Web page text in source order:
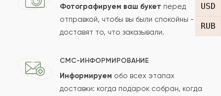
USD
RUB
Сколько будет
Фотографируем ваш букет перед
отправкой, чтобы вы были спокойны -
доставят то, что заказывали.
СМС-ИНФОРМИРОВАНИЕ
Информируем обо всех этапах
доставки: когда подарок собран, когда